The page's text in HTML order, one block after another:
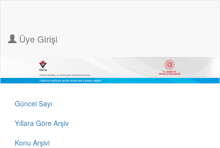
Üye Girişi
Güncel Sayı
Yıllara Göre Arşiv
Konu Arşivi